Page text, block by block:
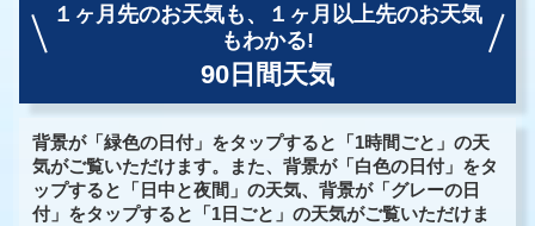
１ヶ月先のお天気も、
１ヶ月以上先のお天気
もわかる!
90日間天気
背景が「緑色の日付」をタップすると「1時間ごと」の天
気がご覧いただけます。また、背景が「白色の日付」をタ
ップすると「日中と夜間」の天気、背景が「グレーの日
付」をタップすると「1日ごと」の天気がご覧いただけま